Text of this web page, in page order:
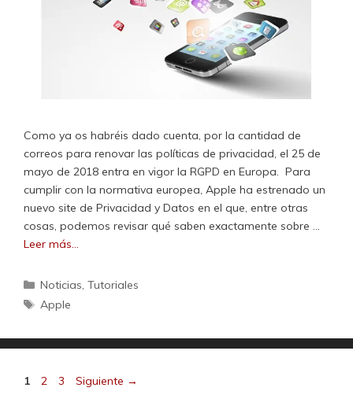
Como ya os habréis dado cuenta, por la cantidad de
correos para renovar las políticas de privacidad, el 25 de
mayo de 2018 entra en vigor la RGPD en Europa. Para
cumplir con la normativa europea, Apple ha estrenado un
nuevo site de Privacidad y Datos en el que, entre otras
cosas, podemos revisar qué saben exactamente sobre …
Leer más…
Categorías
Noticias,Tutoriales
Etiquetas
Apple
Página
1 Página
2 Página
3 Siguiente →